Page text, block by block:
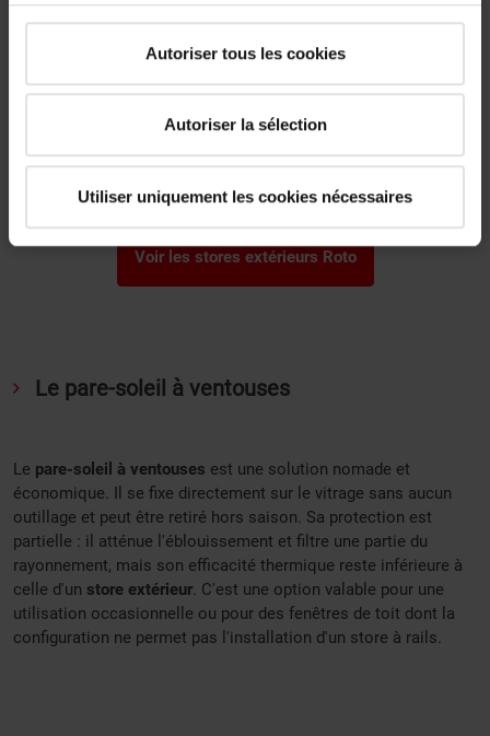
Autoriser tous les cookies
Autoriser la sélection
Utiliser uniquement les cookies nécessaires
guidage latéral garantit unetenue optimalemême par vent
modéré, et ils fonctionnent fenêtre ouverte ou fermée.
Découvrez la gamme de stores extérieurs Roto, compatibles
Voir les stores extérieurs Roto
Le pare-soleil à ventouses
Le pare-soleil à ventouses est une solution nomade et
économique. Il se fixe directement sur le vitrage sans aucun
outillage et peut être retiré hors saison. Sa protection est
partielle : il atténue l'éblouissement et filtre une partie du
rayonnement, mais son efficacité thermique reste inférieure à
celle d'un store extérieur. C'est une option valable pour une
utilisation occasionnelle ou pour des fenêtres de toit dont la
configuration ne permet pas l'installation d'un store à rails.